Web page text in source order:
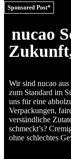
Sponsored Post*
nucao
Wir sind nucao
zum Standard im
uns für eine
Verpackungen,
verständliche
schmeckt’s?
ohne schlechtes